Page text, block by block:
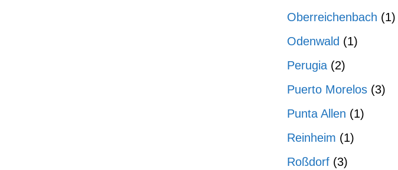
Oberreichenbach (1)
Odenwald (1)
Perugia (2)
Puerto Morelos (3)
Punta Allen (1)
Reinheim (1)
Roßdorf (3)